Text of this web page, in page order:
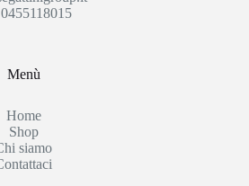
Menù
Home
Shop
siamo